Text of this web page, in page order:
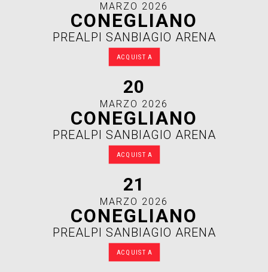
MARZO 2026
CONEGLIANO
PREALPI SANBIAGIO ARENA
ACQUISTA
20
MARZO 2026
CONEGLIANO
PREALPI SANBIAGIO ARENA
ACQUISTA
21
MARZO 2026
CONEGLIANO
PREALPI SANBIAGIO ARENA
ACQUISTA